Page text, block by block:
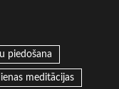
piedošana
meditācijas